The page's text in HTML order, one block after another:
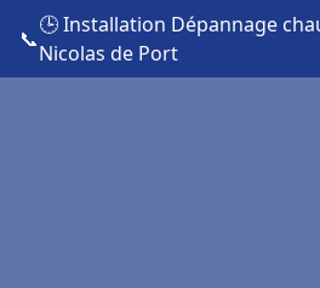
📞
🕒 Installation Dépannage
Nicolas de Port